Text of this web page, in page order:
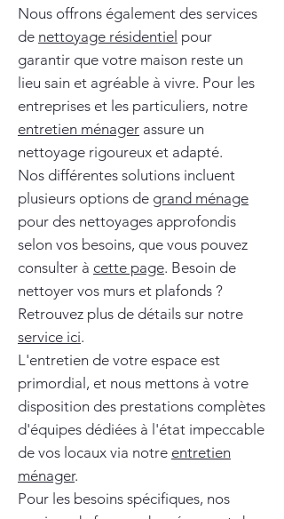
Nous offrons également des services
de nettoyage résidentiel pour
garantir que votre maison reste un
lieu sain et agréable à vivre. Pour les
entreprises et les particuliers, notre
entretien ménager assure un
nettoyage rigoureux et adapté.
Nos différentes solutions incluent
plusieurs options de grand ménage
pour des nettoyages approfondis
selon vos besoins, que vous pouvez
consulter à cette page. Besoin de
nettoyer vos murs et plafonds ?
Retrouvez plus de détails sur notre
service ici.
L'entretien de votre espace est
primordial, et nous mettons à votre
disposition des prestations complètes
d'équipes dédiées à l'état impeccable
de vos locaux via notre entretien
ménager.
Pour les besoins spécifiques, nos